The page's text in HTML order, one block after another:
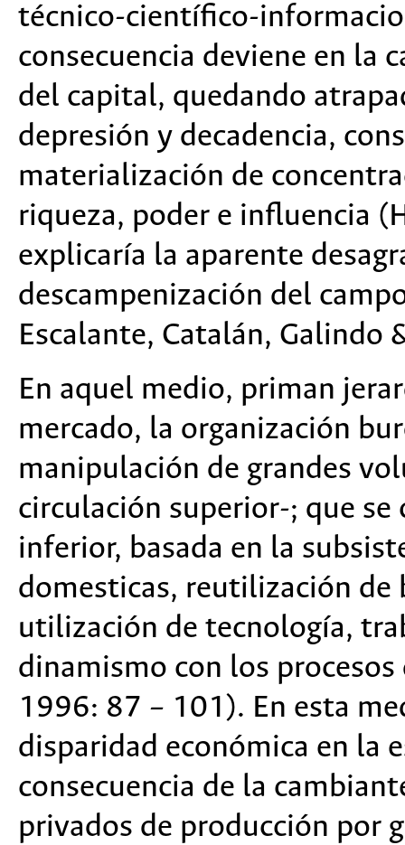
técnico-científico-
consecuencia deviene en la
del capital, quedando
depresión y decadencia,
materialización de
riqueza, poder e influencia
explicaría la aparente
descampenización del
Escalante, Catalán, Galindo
En aquel medio, priman
mercado, la organización
manipulación de grandes
circulación superior-; que
inferior, basada en la
domesticas, reutilización de
utilización de tecnología,
dinamismo con los
1996: 87 – 101). En esta
disparidad económica en la
consecuencia de la
privados de producción por